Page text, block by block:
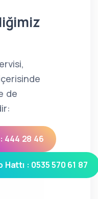
de
444 28 46
: 0535 570 61 87